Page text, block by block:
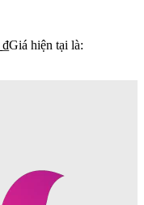
₫Giá hiện tại là: